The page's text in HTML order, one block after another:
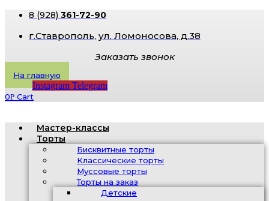
8 (928) 361-72-90
г.Ставрополь, ​ул. Ломоносова, д.38
Заказать звонок
На главную
Instagram Telegram
0Р Cart
Мастер-классы
Торты
Бисквитные торты
Классические торты
Муссовые торты
Торты на заказ
Детские